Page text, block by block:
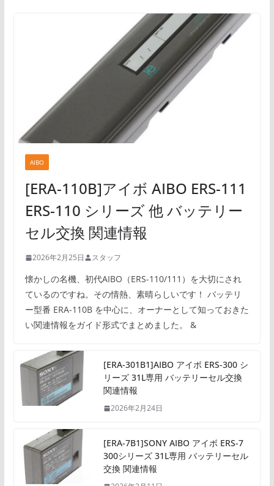
AIBO
[ERA-110B]アイボ AIBO ERS-111
ERS-110 シリーズ 他 バッテリー
セル交換 関連情報
2026年2月25日 スタッフ
懐かしの名機、初代AIBO（ERS-110/111）を大切にされ
ているのですね。その情熱、素晴らしいです！ バッテリ
ー型番 ERA-110B を中心に、オーナーとして知っておきた
い関連情報をガイド形式でまとめました。 &
[ERA-301B1]AIBO アイボ ERS-300 シ
リーズ 31L専用 バッテリーセル交換
関連情報
2026年2月24日
[ERA-7B1]SONY AIBO アイボ ERS-7
300シリーズ 31L専用 バッテリーセル
交換 関連情報